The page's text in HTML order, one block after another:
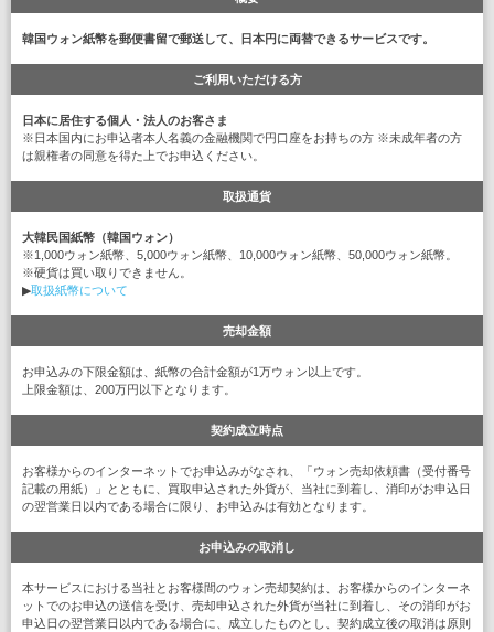
韓国ウォン紙幣を郵便書留で郵送して、日本円に両替できるサービスです。
ご利用いただける方
日本に居住する個人・法人のお客さま
※日本国内にお申込者本人名義の金融機関で円口座をお持ちの方 ※未成年者の方
は親権者の同意を得た上でお申込ください。
取扱通貨
大韓民国紙幣（韓国ウォン）
※1,000ウォン紙幣、5,000ウォン紙幣、10,000ウォン紙幣、50,000ウォン紙幣。
※硬貨は買い取りできません。
▶取扱紙幣について
売却金額
お申込みの下限金額は、紙幣の合計金額が1万ウォン以上です。
上限金額は、200万円以下となります。
契約成立時点
お客様からのインターネットでお申込みがなされ、「ウォン売却依頼書（受付番号
記載の用紙）」とともに、買取申込された外貨が、当社に到着し、消印がお申込日
の翌営業日以内である場合に限り、お申込みは有効となります。
お申込みの取消し
本サービスにおける当社とお客様間のウォン売却契約は、お客様からのインターネ
ットでのお申込の送信を受け、売却申込された外貨が当社に到着し、その消印がお
申込日の翌営業日以内である場合に、成立したものとし、契約成立後の取消は原則